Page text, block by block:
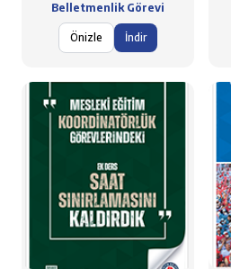
Belletmenlik Görevi
Önizle İndir